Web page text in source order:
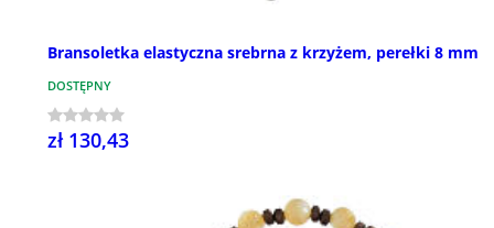
Bransoletka elastyczna srebrna z krzyżem, perełki 8 mm
DOSTĘPNY
zł 130,43